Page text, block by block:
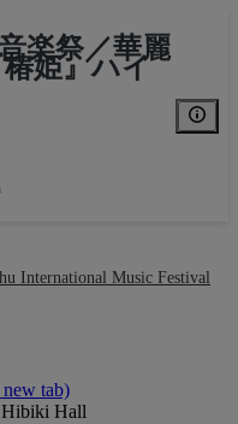
楽祭／華麗
姫』ハイ
International Music Festival
tab)
Hibiki Hall